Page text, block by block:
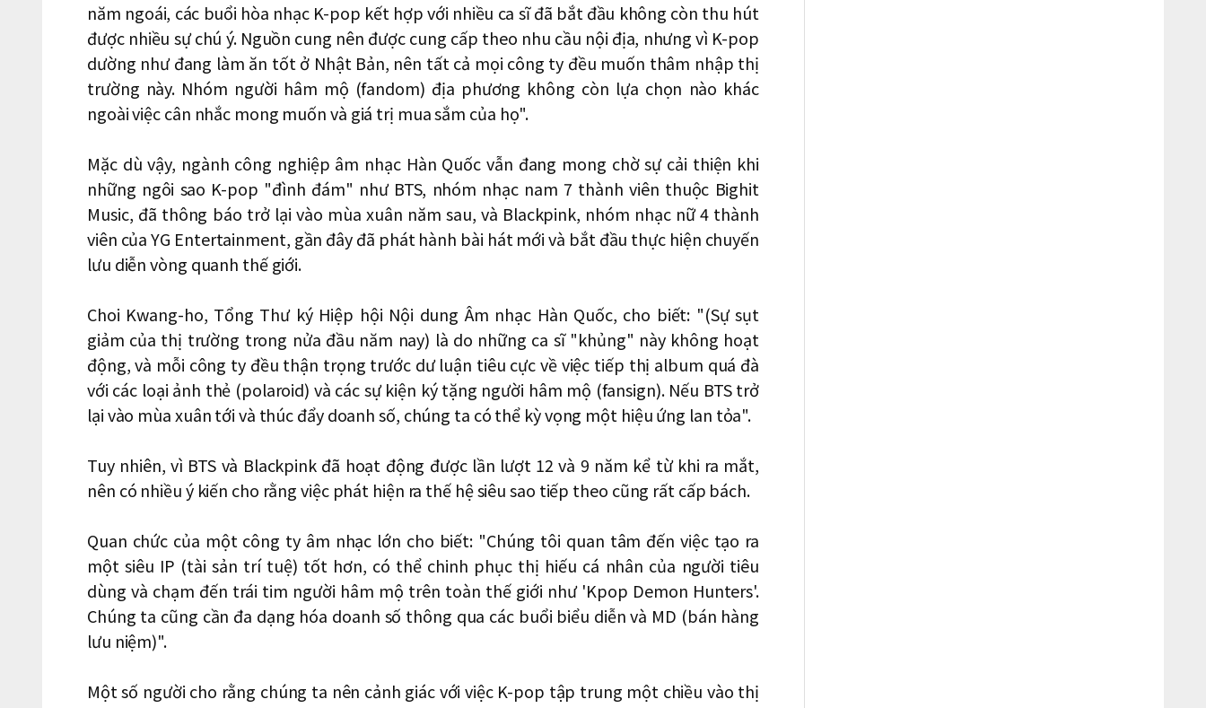
năm ngoái, các buổi hòa nhạc K-pop kết hợp với nhiều ca sĩ đã bắt đầu không còn thu hút
được nhiều sự chú ý. Nguồn cung nên được cung cấp theo nhu cầu nội địa, nhưng vì K-pop
dường như đang làm ăn tốt ở Nhật Bản, nên tất cả mọi công ty đều muốn thâm nhập thị
trường này. Nhóm người hâm mộ (fandom) địa phương không còn lựa chọn nào khác
ngoài việc cân nhắc mong muốn và giá trị mua sắm của họ".
Mặc dù vậy, ngành công nghiệp âm nhạc Hàn Quốc vẫn đang mong chờ sự cải thiện khi
những ngôi sao K-pop "đình đám" như BTS, nhóm nhạc nam 7 thành viên thuộc Bighit
Music, đã thông báo trở lại vào mùa xuân năm sau, và Blackpink, nhóm nhạc nữ 4 thành
viên của YG Entertainment, gần đây đã phát hành bài hát mới và bắt đầu thực hiện chuyến
lưu diễn vòng quanh thế giới.
Choi Kwang-ho, Tổng Thư ký Hiệp hội Nội dung Âm nhạc Hàn Quốc, cho biết: "(Sự sụt
giảm của thị trường trong nửa đầu năm nay) là do những ca sĩ "khủng" này không hoạt
động, và mỗi công ty đều thận trọng trước dư luận tiêu cực về việc tiếp thị album quá đà
với các loại ảnh thẻ (polaroid) và các sự kiện ký tặng người hâm mộ (fansign). Nếu BTS trở
lại vào mùa xuân tới và thúc đẩy doanh số, chúng ta có thể kỳ vọng một hiệu ứng lan tỏa".
Tuy nhiên, vì BTS và Blackpink đã hoạt động được lần lượt 12 và 9 năm kể từ khi ra mắt,
nên có nhiều ý kiến cho rằng việc phát hiện ra thế hệ siêu sao tiếp theo cũng rất cấp bách.
Quan chức của một công ty âm nhạc lớn cho biết: "Chúng tôi quan tâm đến việc tạo ra
một siêu IP (tài sản trí tuệ) tốt hơn, có thể chinh phục thị hiếu cá nhân của người tiêu
dùng và chạm đến trái tim người hâm mộ trên toàn thế giới như 'Kpop Demon Hunters'.
Chúng ta cũng cần đa dạng hóa doanh số thông qua các buổi biểu diễn và MD (bán hàng
lưu niệm)".
Một số người cho rằng chúng ta nên cảnh giác với việc K-pop tập trung một chiều vào thị